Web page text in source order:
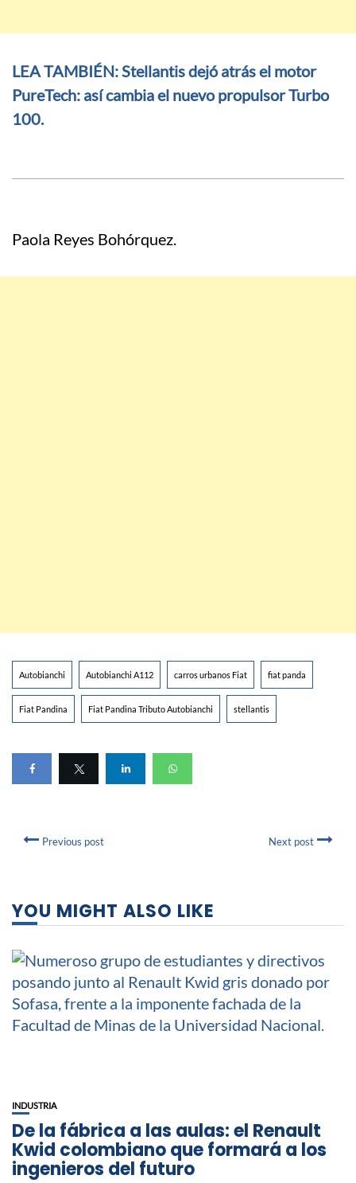
LEA TAMBIÉN: Stellantis dejó atrás el motor
PureTech: así cambia el nuevo propulsor Turbo
100.
Paola Reyes Bohórquez.
Autobianchi Autobianchi A112 carros urbanos Fiat fiat panda
Fiat Pandina Fiat Pandina Tributo Autobianchi stellantis
Previous post Next post
YOU MIGHT ALSO LIKE
INDUSTRIA
De la fábrica a las aulas: el Renault
Kwid colombiano que formará a los
ingenieros del futuro